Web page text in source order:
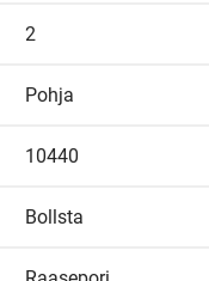
2
Pohja
10440
Bollsta